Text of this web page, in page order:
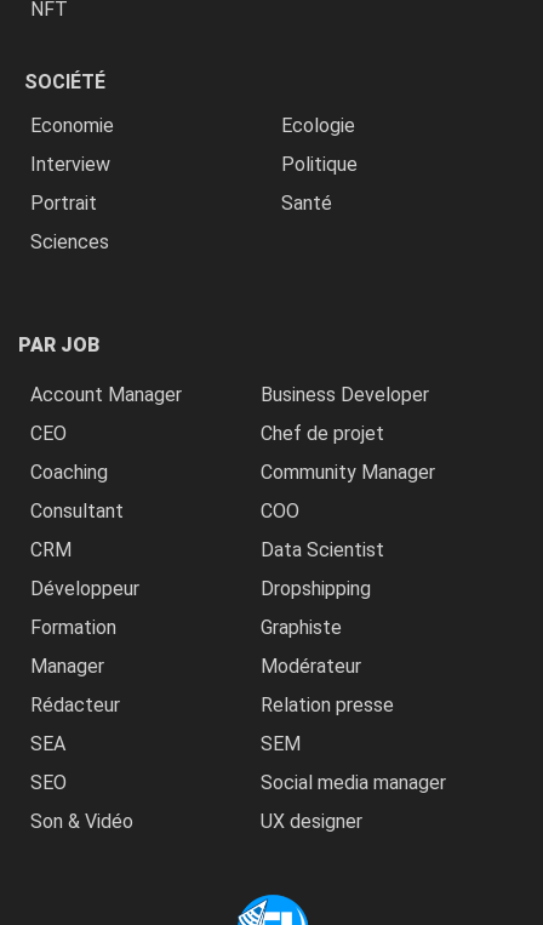
NFT
SOCIÉTÉ
Economie
Ecologie
Interview
Politique
Portrait
Santé
Sciences
PAR JOB
Account Manager
Business Developer
CEO
Chef de projet
Coaching
Community Manager
Consultant
COO
CRM
Data Scientist
Développeur
Dropshipping
Formation
Graphiste
Manager
Modérateur
Rédacteur
Relation presse
SEA
SEM
SEO
Social media manager
Son & Vidéo
UX designer